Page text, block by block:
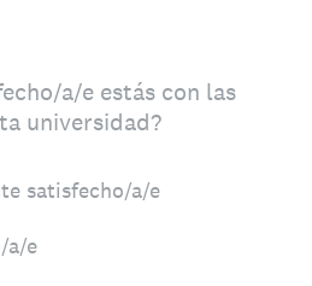
a/e estás con las
universidad?
satisfecho/a/e
a/e